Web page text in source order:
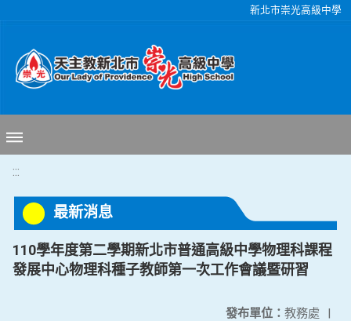
新北市崇光高級中學
:::
最新消息
110學年度第二學期新北市普通高級中學物理科課程
發展中心物理科種子教師第一次工作會議暨研習
發布單位： 教務處 |